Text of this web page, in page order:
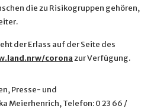
die zu Risikogruppen gehören,
der Erlass auf der Seite des
coronazur Verfügung.
Presse- und
Meierhenrich, Telefon: 0 23 66 /